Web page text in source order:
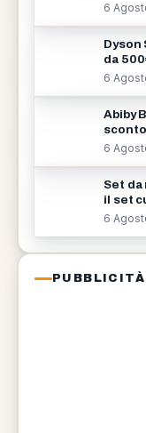
6
Dyson
da
6
Abiby
6
Set da
il set
6
PUBBLICITÀ